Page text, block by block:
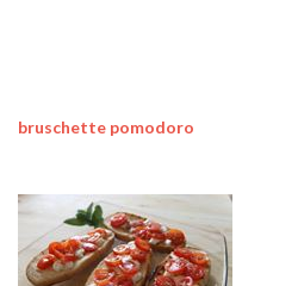
bruschette pomodoro